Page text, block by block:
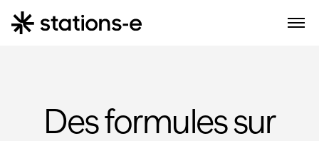
Des formules sur